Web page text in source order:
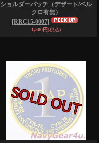
ショルダーパッチ（デザート/ベル
クロ有無）
[RRC15-0007]
1,500円(税込)